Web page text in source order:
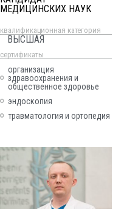
МЕДИЦИНСКИХ НАУК
квалификационная категория
ВЫСШАЯ
cертификаты
организация
здравоохранения и
общественное здоровье
эндоскопия
травматология и ортопедия